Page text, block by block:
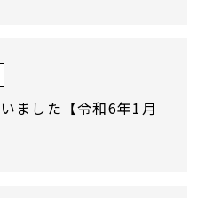
ました【令和6年1月